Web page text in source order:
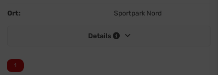
Ort: Sportpark Nord
Details
1